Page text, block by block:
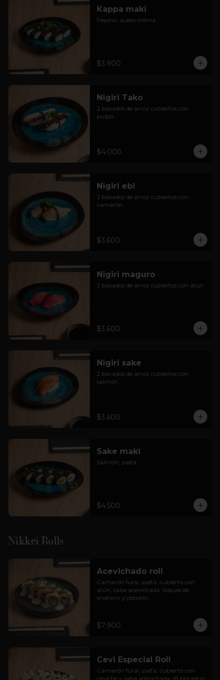
Kappa maki
Pepino, queso crema.
$3.900
Nigiri Tako
2 bocados de arroz cubiertos con
pulpo
$4.000
Nigiri ebi
2 bocados de arroz cubiertos con
camarón
$3.600
Nigiri maguro
2 bocados de arroz cubiertos con atún
$3.600
Nigiri sake
2 bocados de arroz cubiertos con
salmón.
$3.600
Sake maki
Salmón, palta.
$4.500
Nikkei Rolls
Acevichado roll
Camarón furai, palta, cubierto con
atún, salsa acevichada, toques de
shishimi y cebollín.
$7.900
Cevi Especial Roll
Camarón furai, palta, cubierto con
ceviche y salsa acevichada. (8 bocados)